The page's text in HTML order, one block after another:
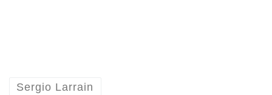
Sergio Larrain